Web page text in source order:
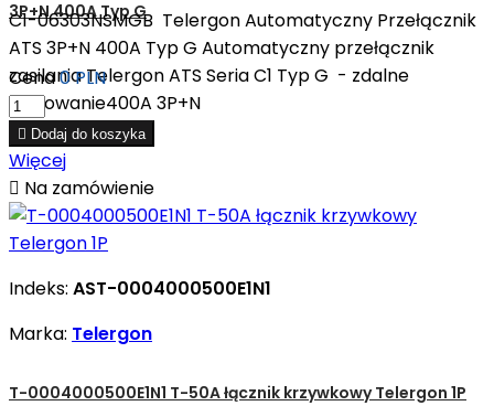
3P+N 400A Typ G
C1-06303NSMGB Telergon Automatyczny Przełącznik
ATS 3P+N 400A Typ G Automatyczny przełącznik
zasilania Telergon ATS Seria C1 Typ G - zdalne
sterowanie400A 3P+N
Cena0 PLN
 Dodaj do koszyka
Więcej
 Na zamówienie
Indeks: AST-0004000500E1N1
Marka: Telergon
T-0004000500E1N1 T-50A łącznik krzywkowy Telergon 1P